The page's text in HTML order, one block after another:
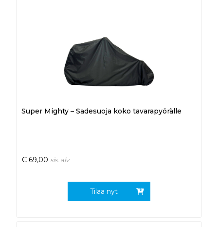
Super Mighty – Sadesuoja koko tavarapyörälle
€ 69,00 sis. alv
Tilaa nyt